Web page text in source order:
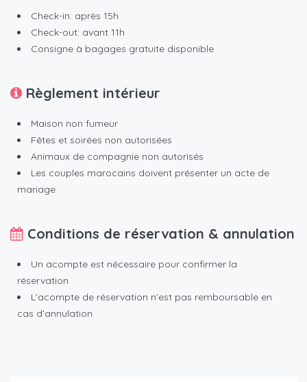
Check-in: après 15h
Check-out: avant 11h
Consigne à bagages gratuite disponible
Règlement intérieur
Maison non fumeur
Fêtes et soirées non autorisées
Animaux de compagnie non autorisés
Les couples marocains doivent présenter un acte de
mariage
Conditions de réservation & annulation
Un acompte est nécessaire pour confirmer la
réservation
L’acompte de réservation n’est pas remboursable en
cas d’annulation